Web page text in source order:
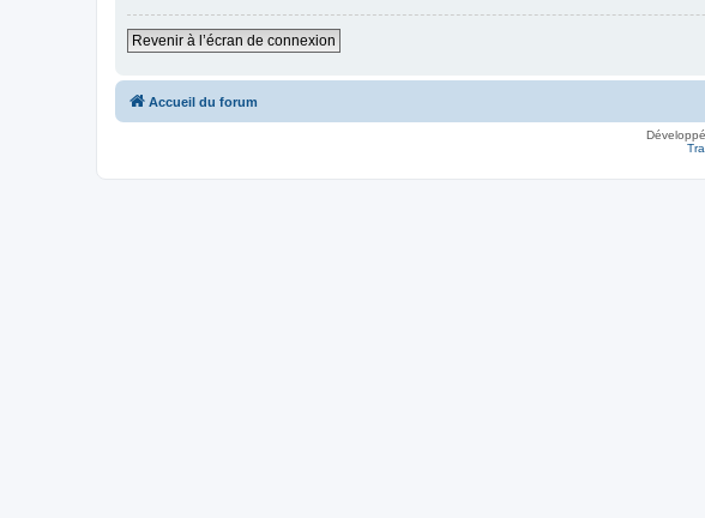
Revenir à l’écran de connexion
Accueil du forum